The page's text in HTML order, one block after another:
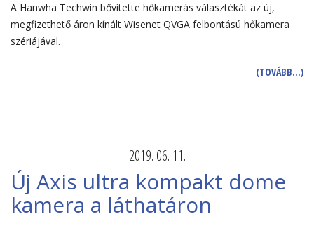
A Hanwha Techwin bővítette hőkamerás választékát az új,
megfizethető áron kínált Wisenet QVGA felbontású hőkamera
szériájával.
(TOVÁBB…)
2019. 06. 11.
Új Axis ultra kompakt dome
kamera a láthatáron